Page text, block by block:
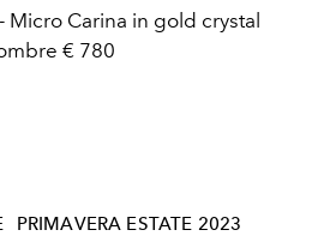
Micro Carina in gold crystal
€ 780
PRIMAVERA ESTATE 2023